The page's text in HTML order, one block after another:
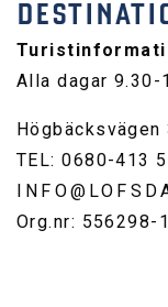
Alla dagar 9.30-
Högbäcksvägen
TEL: 0680-413
Org.nr: 556298-